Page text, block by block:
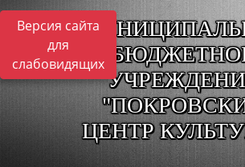
Версия сайта
для
слабовидящих
ЦЕНТР